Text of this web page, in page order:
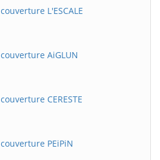
L'ESCALE
AiGLUN
CERESTE
PEiPiN